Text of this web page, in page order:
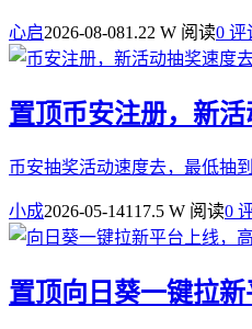
心启2026-08-081.22 W 阅读0 评
置顶币安注册，新
币安抽奖活动速度去，最低抽
小成2026-05-14117.5 W 阅读0
置顶向日葵一键拉